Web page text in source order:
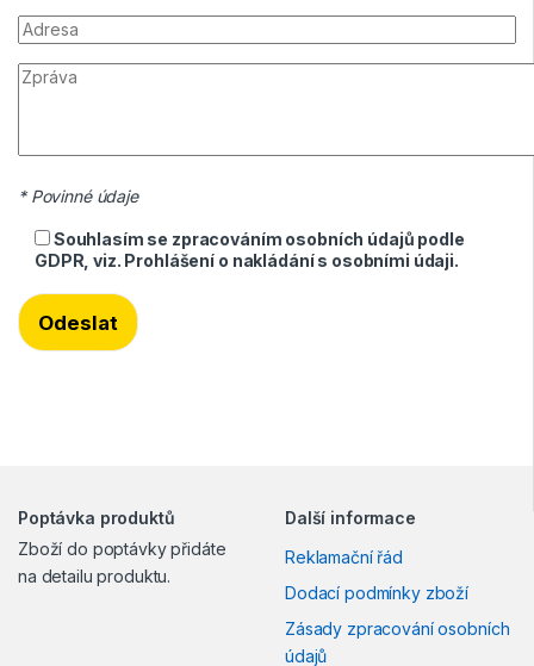
* Povinné údaje
Souhlasím se zpracováním osobních údajů podle
GDPR, viz. Prohlášení o nakládání s osobními údaji.
Poptávka produktů
Zboží do poptávky přidáte
na detailu produktu.
Další informace
Reklamační řád
Dodací podmínky zboží
Zásady zpracování osobních
údajů